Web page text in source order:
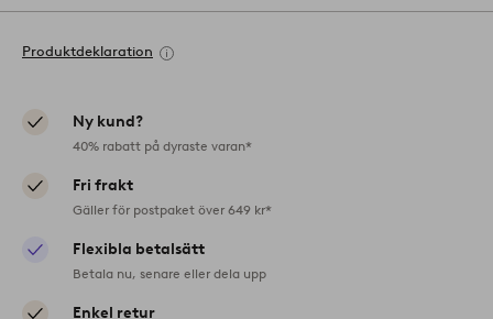
Produktdeklaration
Ny kund?
40% rabatt på dyraste varan*
Fri frakt
Gäller för postpaket över 649 kr*
Flexibla betalsätt
Betala nu, senare eller dela upp
Enkel retur